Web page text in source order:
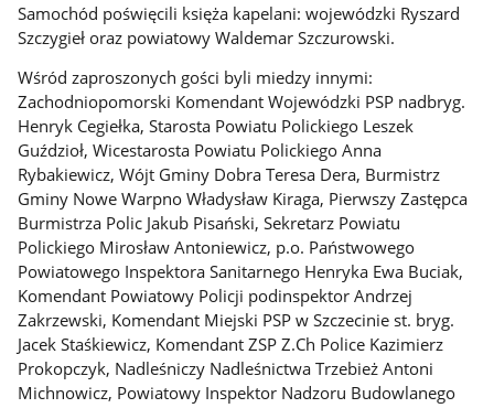
Samochód poświęcili księża kapelani: wojewódzki Ryszard
Szczygieł oraz powiatowy Waldemar Szczurowski.
Wśród zaproszonych gości byli miedzy innymi:
Zachodniopomorski Komendant Wojewódzki PSP nadbryg.
Henryk Cegiełka, Starosta Powiatu Polickiego Leszek
Guździoł, Wicestarosta Powiatu Polickiego Anna
Rybakiewicz, Wójt Gminy Dobra Teresa Dera, Burmistrz
Gminy Nowe Warpno Władysław Kiraga, Pierwszy Zastępca
Burmistrza Polic Jakub Pisański, Sekretarz Powiatu
Polickiego Mirosław Antoniewicz, p.o. Państwowego
Powiatowego Inspektora Sanitarnego Henryka Ewa Buciak,
Komendant Powiatowy Policji podinspektor Andrzej
Zakrzewski, Komendant Miejski PSP w Szczecinie st. bryg.
Jacek Staśkiewicz, Komendant ZSP Z.Ch Police Kazimierz
Prokopczyk, Nadleśniczy Nadleśnictwa Trzebież Antoni
Michnowicz, Powiatowy Inspektor Nadzoru Budowlanego